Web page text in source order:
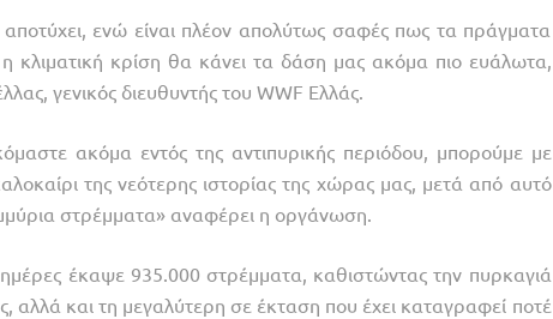
ενώ είναι πλέον απολύτως σαφές πως τα πράγματα
κρίση θα κάνει τα δάση μας ακόμα πιο ευάλωτα,
γενικός διευθυντής του WWF Ελλάς.
ακόμα εντός της αντιπυρικής περιόδου, μπορούμε με
της νεότερης ιστορίας της χώρας μας, μετά από αυτό
στρέμματα» αναφέρει η οργάνωση.
έκαψε 935.000 στρέμματα, καθιστώντας την πυρκαγιά
αλλά και τη μεγαλύτερη σε έκταση που έχει καταγραφεί ποτέ